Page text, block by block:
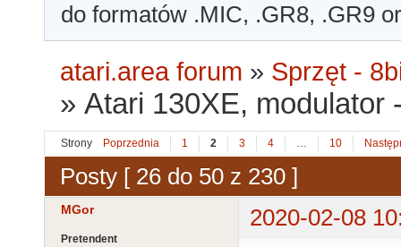
do formatów .MIC, .GR8, .GR9
atari.area forum » Sprzęt -
»Atari 130XE, modulator
Strony Poprzednia 1 2 3 4 … 10
Posty [ 26 do 50 z 230 ]
MGor 2020-02-08
Pretendent